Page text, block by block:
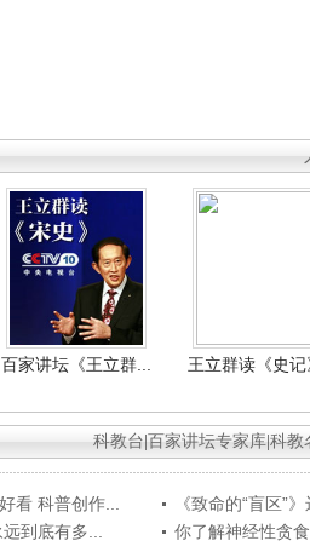
百家讲坛《王立群... 王立群读《史
科教台 百家讲坛专家库 科教
看 科普创作...
《致命的“盲区”
到底有多...
你了解神经性贪